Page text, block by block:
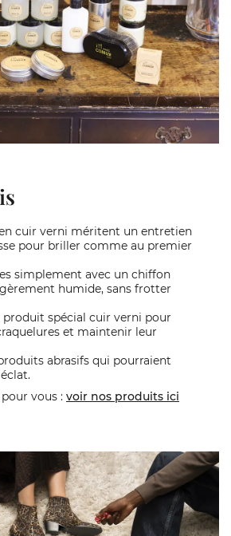
cuir verni méritent un entretien
pour briller comme au premier
simplement avec un chiffon
humide, sans frotter
produit spécial cuir verni pour
et maintenir leur
abrasifs qui pourraient
vous : voir nos produits ici